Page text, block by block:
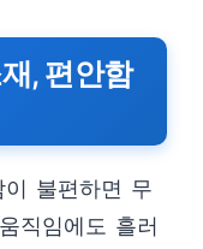
, 편안함
불편하면 무
직임에도 흘러